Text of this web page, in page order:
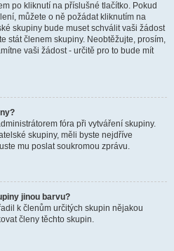
po kliknutí na příslušné tlačítko. Pokud
můžete o ně požádat kliknutím na
skupiny bude muset schválit vaši žádost
stát členem skupiny. Neobtěžujte, prosím,
vaši žádost - určitě pro to bude mít
fóra při vytváření skupiny.
skupiny, měli byste nejdříve
mu poslat soukromou zprávu.
jinou barvu?
k členům určitých skupin nějakou
členy těchto skupin.